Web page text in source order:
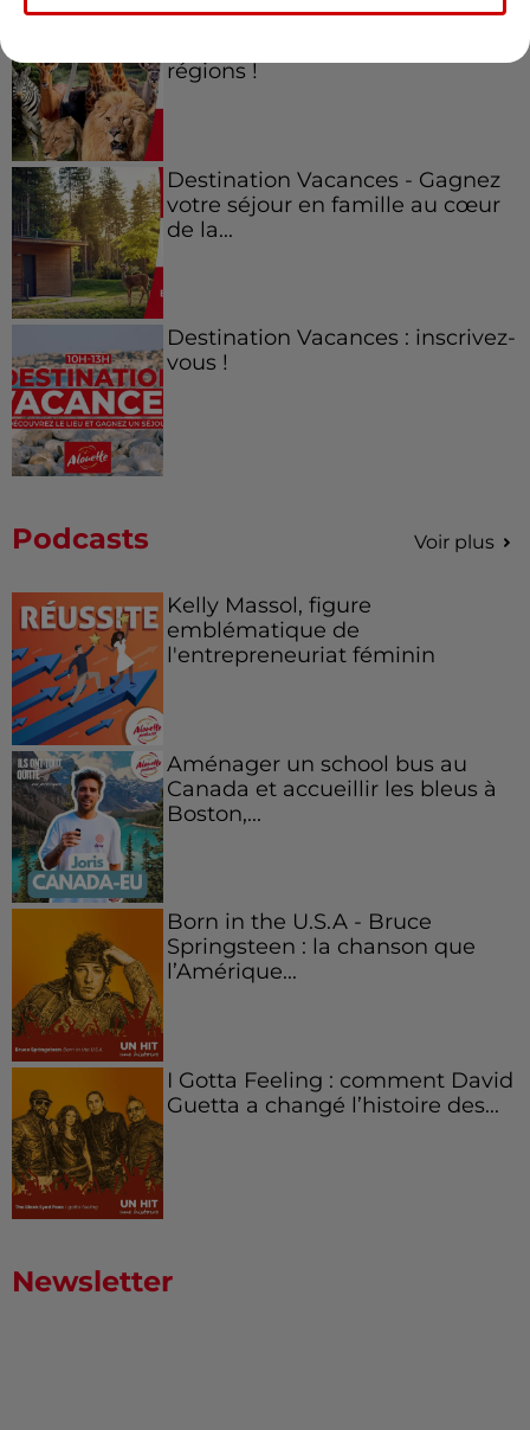
Le Duel - Gagnez vos entrées
régions !
Destination Vacances - Gagnez
votre séjour en famille au cœur
de la...
Destination Vacances : inscrivez-
vous !
Podcasts Voir plus
Kelly Massol, figure
emblématique de
l'entrepreneuriat féminin
Aménager un school bus au
Canada et accueillir les bleus à
Boston,...
Born in the U.S.A - Bruce
Springsteen : la chanson que
l’Amérique...
I Gotta Feeling : comment David
Guetta a changé l’histoire des...
Newsletter